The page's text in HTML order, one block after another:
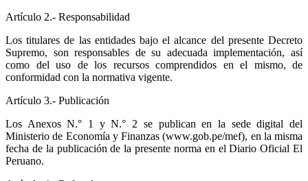
Artículo 2.- Responsabilidad
Los titulares de las entidades bajo el alcance del presente Decreto
Supremo, son responsables de su adecuada implementación, así
como del uso de los recursos comprendidos en el mismo, de
conformidad con la normativa vigente.
Artículo 3.- Publicación
Los Anexos N.° 1 y N.° 2 se publican en la sede digital del
Ministerio de Economía y Finanzas (www.gob.pe/mef), en la misma
fecha de la publicación de la presente norma en el Diario Oficial El
Peruano.